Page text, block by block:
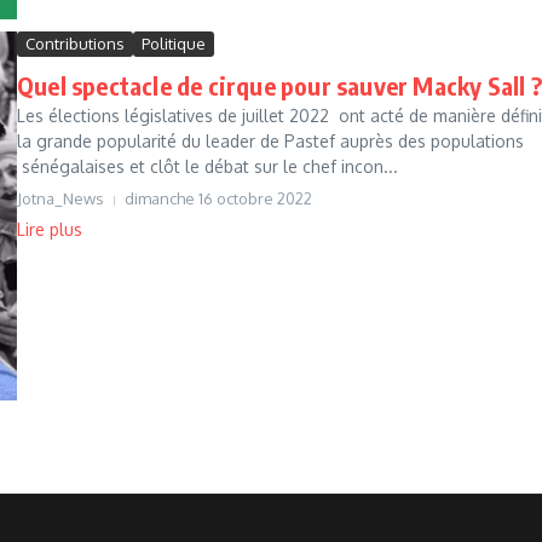
Contributions Politique
Quel spectacle de cirque pour sauver Macky Sall ?
Les élections législatives de juillet 2022 ont acté de manière
la grande popularité du leader de Pastef auprès des populations
sénégalaises et clôt le débat sur le chef incon...
Jotna_News dimanche 16 octobre 2022
Lire plus